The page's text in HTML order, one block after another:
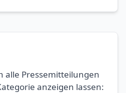
alle Pressemitteilungen
anzeigen lassen: